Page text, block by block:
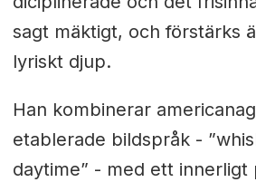
sagt mäktigt, och förstärks
lyriskt djup.
Han kombinerar
etablerade bildspråk -
daytime” - med ett innerligt